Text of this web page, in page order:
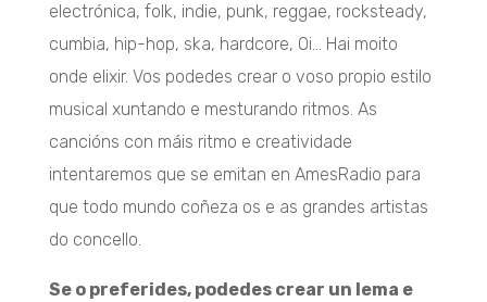
electrónica, folk, indie, punk, reggae, rocksteady,
cumbia, hip-hop, ska, hardcore, Oi… Hai moito
onde elixir. Vos podedes crear o voso propio estilo
musical xuntando e mesturando ritmos. As
cancións con máis ritmo e creatividade
intentaremos que se emitan en AmesRadio para
que todo mundo coñeza os e as grandes artistas
do concello.
Se o preferides, podedes crear un lema e